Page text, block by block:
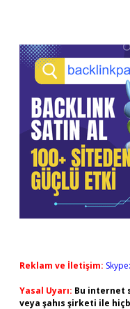
Sidebar
Reklam ve İletişim:
Yasal Uyarı: Bu internet
veya şahıs şirketi ile